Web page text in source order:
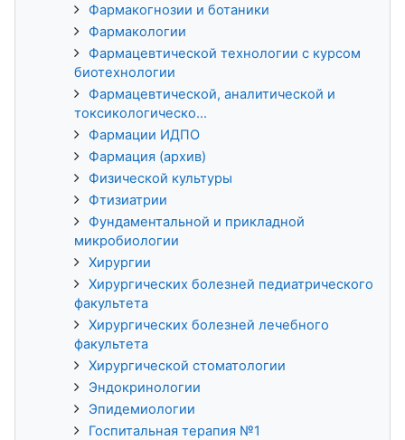
Фармакогнозии и ботаники
Фармакологии
Фармацевтической технологии с курсом
биотехнологии
Фармацевтической, аналитической и
токсикологическо...
Фармации ИДПО
Фармация (архив)
Физической культуры
Фтизиатрии
Фундаментальной и прикладной
микробиологии
Хирургии
Хирургических болезней педиатрического
факультета
Хирургических болезней лечебного
факультета
Хирургической стоматологии
Эндокринологии
Эпидемиологии
Госпитальная терапия №1